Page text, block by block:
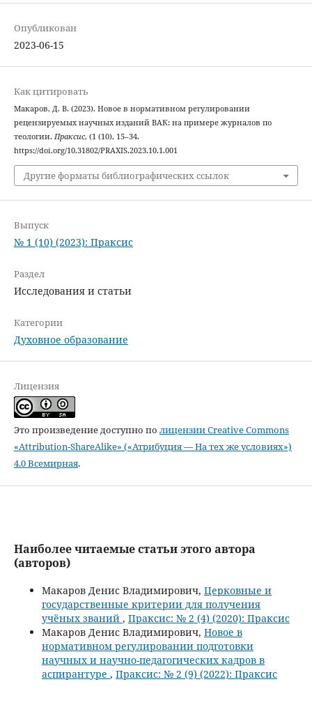
Опубликован
2023-06-15
Как цитировать
Макаров, Д. В. (2023). Новое в нормативном регулировании
рецензируемых научных изданий ВАК: на примере журналов по
теологии. Праксис, (1 (10), 15–34.
https://doi.org/10.31802/PRAXIS.2023.10.1.001
Другие форматы библиографических ссылок
Выпуск
№ 1 (10) (2023): Праксис
Раздел
Исследования и статьи
Категории
Духовное образование
Лицензия
Это произведение доступно по лицензии Creative Commons
«Attribution-ShareAlike» («Атрибуция — На тех же условиях»)
4.0 Всемирная.
Наиболее читаемые статьи этого автора
(авторов)
Макаров Денис Владимирович, Церковные и
государственные критерии для получения
учёных званий , Праксис: № 2 (4) (2020): Праксис
Макаров Денис Владимирович, Новое в
нормативном регулировании подготовки
научных и научно-педагогических кадров в
аспирантуре , Праксис: № 2 (9) (2022): Праксис